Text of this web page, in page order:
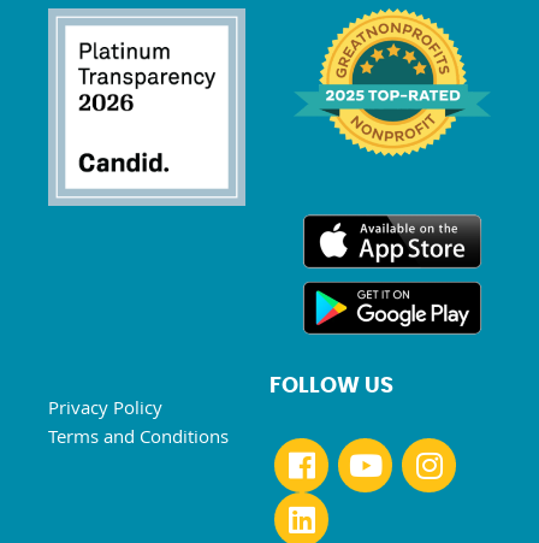
Privacy Policy
Terms and Conditions
FOLLOW US